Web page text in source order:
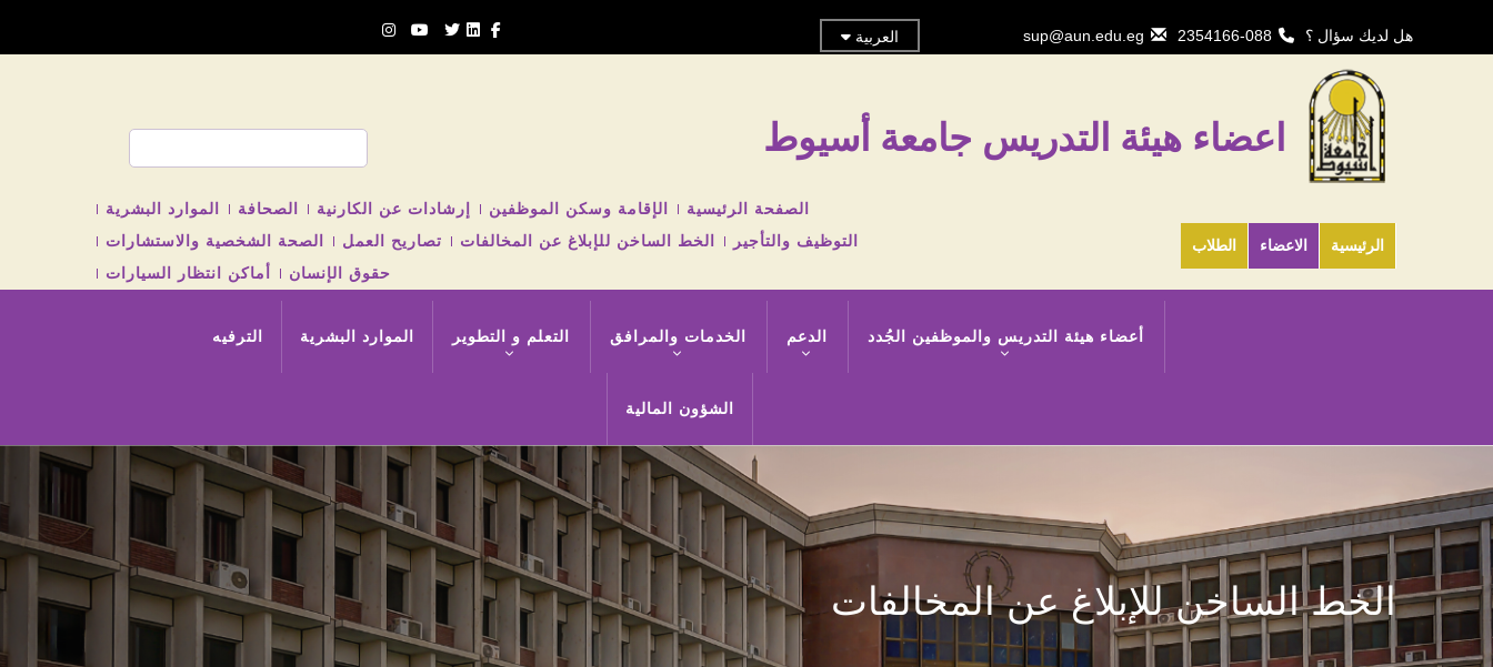
المحتوى
هل لديك سؤال ؟ 088-2354166
sup@aun.edu.eg العربية
اعضاء هيئة التدريس جامعة أسيوط
الرئيسية الاعضاء الطلاب
الصفحة الرئيسية الإقامة وسكن الموظفين إرشادات عن الكارنية الصحافة
الموارد البشرية
التوظيف والتأجير
الخط الساخن للإبلاغ عن المخالفات تصاريح العمل
الصحة الشخصية والاستشارات
حقوق الإنسان
أماكن انتظار السيارات
NAVIGATION
أعضاء هيئة التدريس والموظفين الجُدد الدعم الخدمات والمرافق التعلم و التطوير الموارد البشرية الترفيه
الشؤون المالية
الخط الساخن للإبلاغ عن المخالفات